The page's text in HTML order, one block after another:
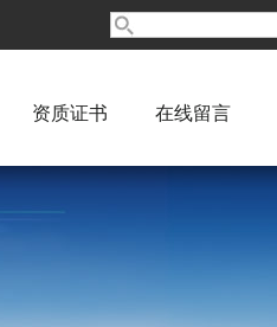
资质证书 在线留言